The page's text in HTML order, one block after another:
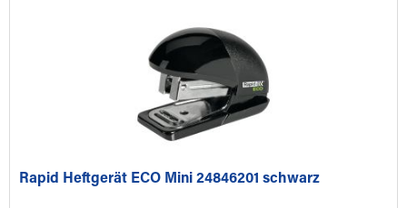
Rapid Heftgerät ECO Mini 24846201 schwarz